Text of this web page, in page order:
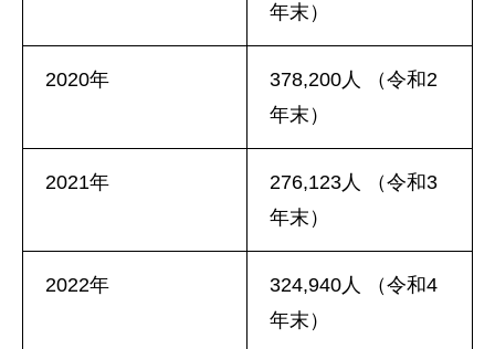
年末）
2020年
378,200人 （令和2
年末）
2021年
276,123人 （令和3
年末）
2022年
324,940人 （令和4
年末）